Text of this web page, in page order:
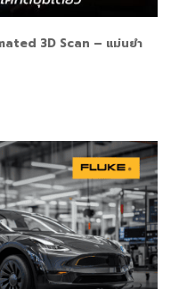
3D Scan – แม่นยำ